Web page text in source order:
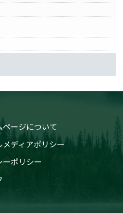
ページについて
メディアポリシー
ーポリシー